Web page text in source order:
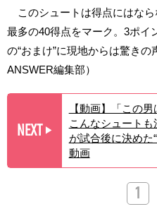
このシュートは得点にはな
最多の40得点をマーク。3ポイ
の“おまけ”に現地からは驚き
ANSWER編集部）
NEXT ▶︎
【動画】「この
こんなシュート
が試合後に決めた
動画
1